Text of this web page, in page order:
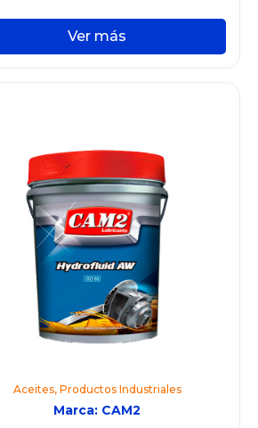
Ver más
Aceites, Productos Industriales
Marca: CAM2